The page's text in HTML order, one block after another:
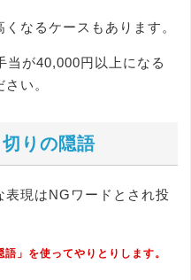
なるケースもあります。
当が40,000円以上になる
い。
りの隠語
表現はNGワードとされ投
」を使ってやりとりします。